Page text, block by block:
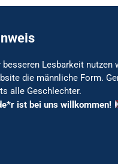
besseren Lesbarkeit nutzen
die männliche Form.
alle Geschlechter.
ist bei uns willkommen!